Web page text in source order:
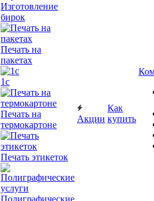
Изготовление
бирок
Печать на
пакетах
1c
Печать на
термокартоне
Печать этикеток
Полиграфические
Акции
Как
купить